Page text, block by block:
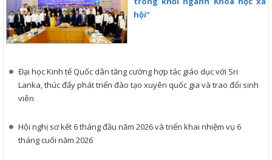
trong khối ngành Khoa học xã
hội”
Đại học Kinh tế Quốc dân tăng cường hợp tác giáo dục với Sri
Lanka, thúc đẩy phát triển đào tạo xuyên quốc gia và trao đổi sinh
viên
Hội nghị sơ kết 6 tháng đầu năm 2026 và triển khai nhiệm vụ 6
tháng cuối năm 2026